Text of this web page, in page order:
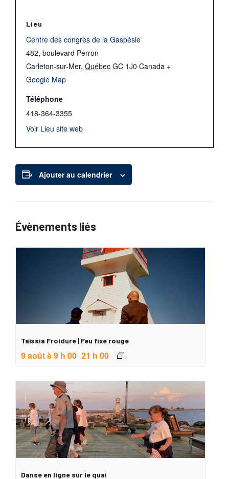
Lieu
Centre des congrès de la Gaspésie
482, boulevard Perron
Carleton-sur-Mer, Québec GC 1J0 Canada +
Google Map
Téléphone
418-364-3355
Voir Lieu site web
Ajouter au calendrier
Évènements liés
Taïssia Froidure | Feu fixe rouge
9 août à 9 h 00- 21 h 00
Danse en ligne sur le quai